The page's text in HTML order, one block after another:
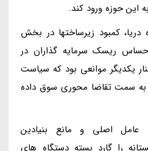
این حوزه ورود کند.
کمبود زیرساختها در بخش
ریسک سرمایه گذاران در
یکدیگر موانعی بود که سیاست
به سمت تقاضا محوری سوق داده
عامل اصلی و مانع بنیادین
را گارد بسته دستگاه های